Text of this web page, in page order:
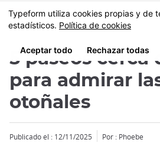
Tamaño
MENU
5 paseos cerca
para admirar
otoñales
Publicado el : 12/11/2025 Por : Phoebe